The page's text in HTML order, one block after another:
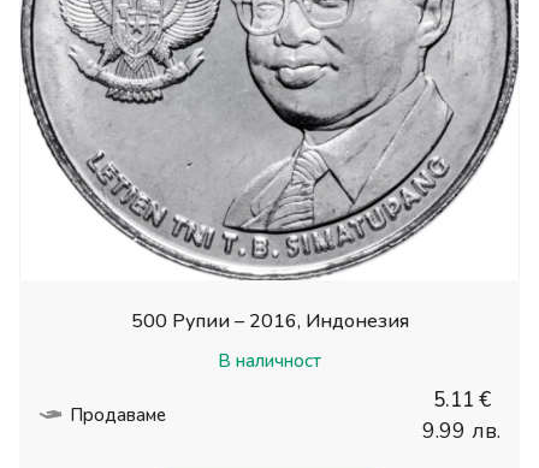
500 Рупии – 2016, Индонезия
В наличност
Продаваме
5.11 €
9.99 лв.